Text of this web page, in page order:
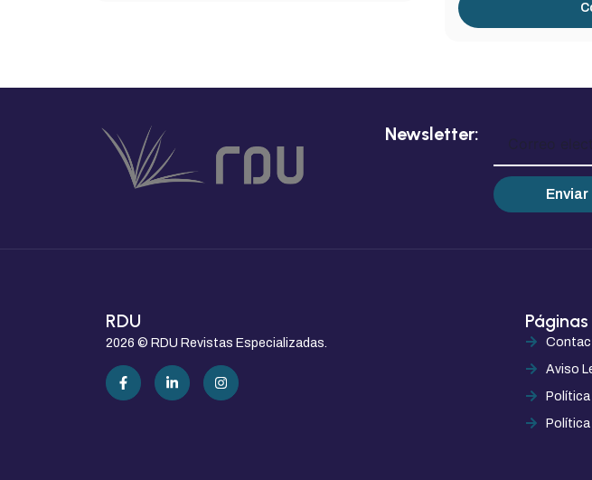
Newsletter:
Enviar
RDU
2026 © RDU Revistas Especializadas.
Páginas
Aviso
Política
Política